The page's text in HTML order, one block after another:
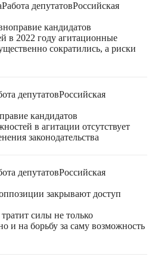
Работа депутатовРоссийская
кандидатов
в 2022 году агитационные
сократились, а риски
депутатовРоссийская
кандидатов
в агитации отсутствует
законодательства
депутатовРоссийская
закрывают доступ
силы не только
и на борьбу за саму возможность